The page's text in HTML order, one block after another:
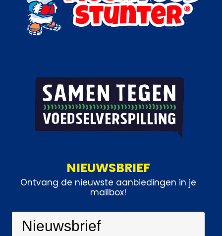
NIEUWSBRIEF
Ontvang de nieuwste aanbiedingen in je
mailbox!
Nieuwsbrief